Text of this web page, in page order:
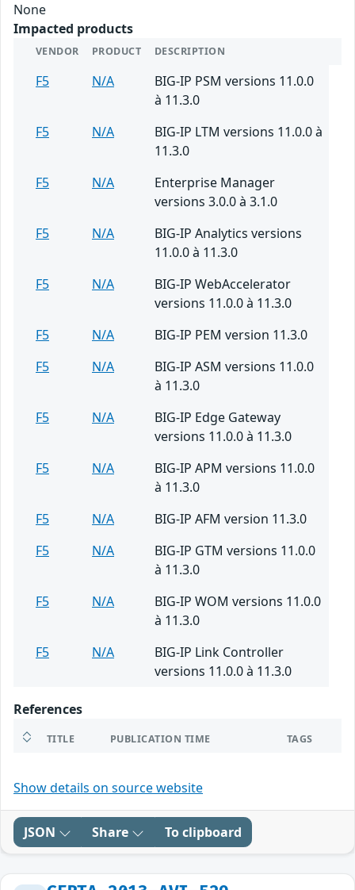
None
Impacted products
VENDOR PRODUCT DESCRIPTION
F5 N/A
BIG-IP PSM versions 11.0.0
à 11.3.0
F5
N/A
BIG-IP LTM versions 11.0.0 à
11.3.0
F5
N/A
Enterprise Manager
versions 3.0.0 à 3.1.0
F5
N/A
BIG-IP Analytics versions
11.0.0 à 11.3.0
F5
N/A
BIG-IP WebAccelerator
versions 11.0.0 à 11.3.0
F5
N/A
BIG-IP PEM version 11.3.0
F5
N/A
BIG-IP ASM versions 11.0.0
à 11.3.0
F5
N/A
BIG-IP Edge Gateway
versions 11.0.0 à 11.3.0
F5
N/A
BIG-IP APM versions 11.0.0
à 11.3.0
F5
N/A
BIG-IP AFM version 11.3.0
F5
N/A
BIG-IP GTM versions 11.0.0
à 11.3.0
F5
N/A
BIG-IP WOM versions 11.0.0
à 11.3.0
F5
N/A
BIG-IP Link Controller
versions 11.0.0 à 11.3.0
References
TITLE PUBLICATION TIME TAGS
Show details on source website
JSON Share To clipboard